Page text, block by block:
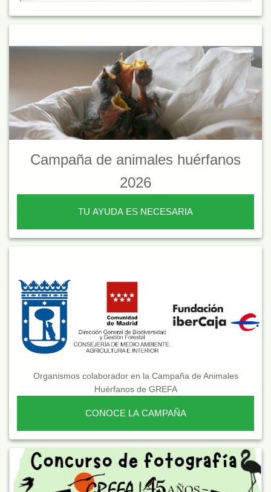
Campaña de animales huérfanos
2026
TU AYUDA ES NECESARIA
Organismos colaborador en la Campaña de Animales
Huérfanos de GREFA
CONOCE LA CAMPAÑA